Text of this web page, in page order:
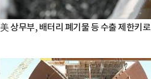
美 상무부, 배터리 폐기물 등 수출 제한키로